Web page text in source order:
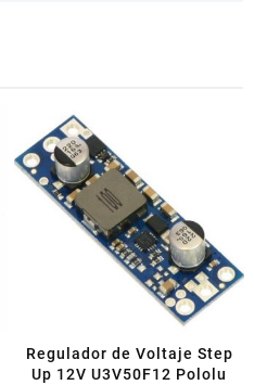
Regulador de Voltaje Step
Up 12V U3V50F12 Pololu